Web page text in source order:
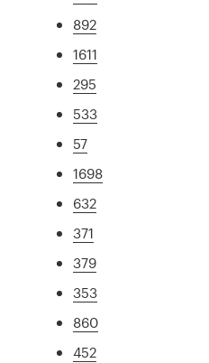
892
1611
295
533
57
1698
632
371
379
353
860
452